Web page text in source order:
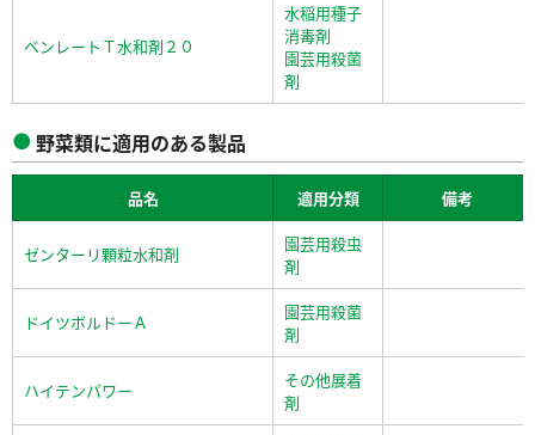
ベンレートＴ水和剤２０
水稲用種子
消毒剤
園芸用殺菌
剤
野菜類に適用のある製品
品名 適用分類 備考
ゼンターリ顆粒水和剤
園芸用殺虫
剤
ドイツボルドーＡ
園芸用殺菌
剤
ハイテンパワー
その他展着
剤